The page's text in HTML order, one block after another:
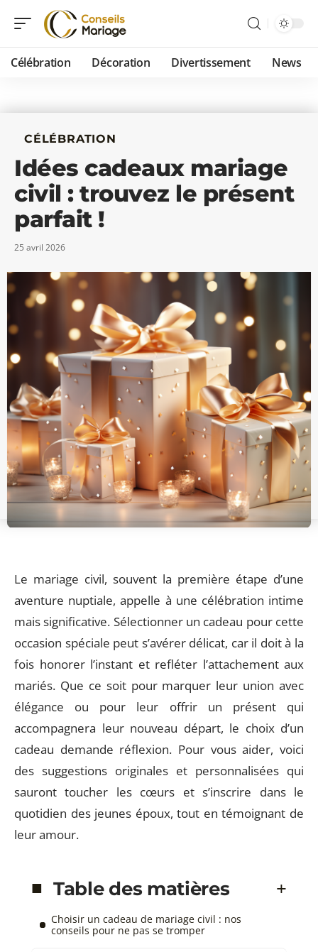
Célébration Décoration Divertissement News
CÉLÉBRATION
Idées cadeaux mariage
civil : trouvez le présent
parfait !
25 avril 2026
Le mariage civil, souvent la première étape d’une
aventure nuptiale, appelle à une célébration intime
mais significative. Sélectionner un cadeau pour cette
occasion spéciale peut s’avérer délicat, car il doit à la
fois honorer l’instant et refléter l’attachement aux
mariés. Que ce soit pour marquer leur union avec
élégance ou pour leur offrir un présent qui
accompagnera leur nouveau départ, le choix d’un
cadeau demande réflexion. Pour vous aider, voici
des suggestions originales et personnalisées qui
sauront toucher les cœurs et s’inscrire dans le
quotidien des jeunes époux, tout en témoignant de
leur amour.
Table des matières
Choisir un cadeau de mariage civil : nos
conseils pour ne pas se tromper